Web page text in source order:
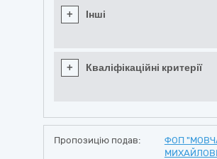
+ Інші
+ Кваліфікаційні критерії
Пропозицію подав:
ФОП